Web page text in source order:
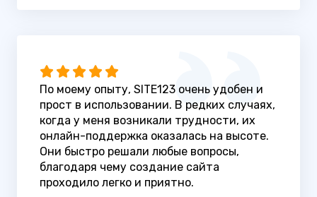
По моему опыту, SITE123 очень удобен и
прост в использовании. В редких случаях,
когда у меня возникали трудности, их
онлайн-поддержка оказалась на высоте.
Они быстро решали любые вопросы,
благодаря чему создание сайта
проходило легко и приятно.